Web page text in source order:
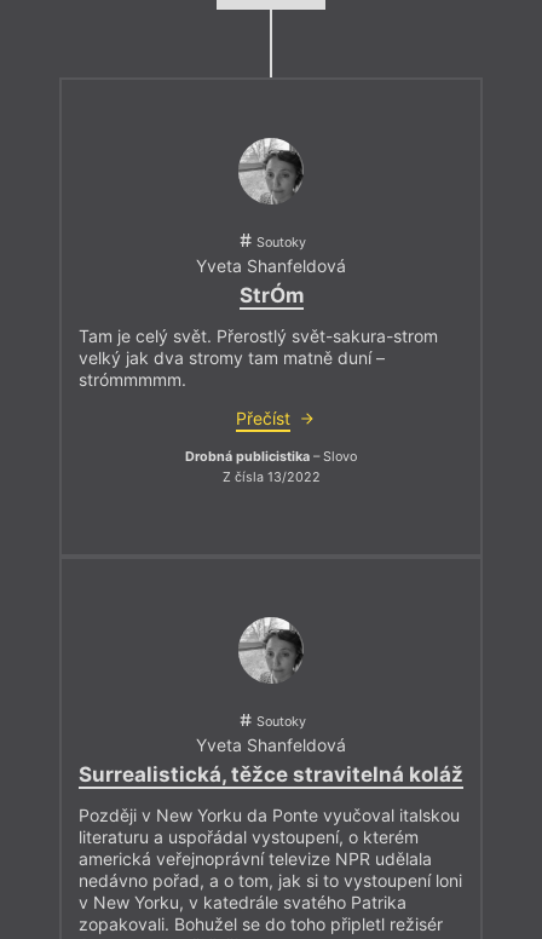
Soutoky
Yveta Shanfeldová
StrÓm
Tam je celý svět. Přerostlý svět-sakura-strom
velký jak dva stromy tam matně duní –
strómmmmm.
Přečíst
Drobná publicistika – Slovo
Z čísla 13/2022
Soutoky
Yveta Shanfeldová
Surrealistická, těžce stravitelná koláž
Později v New Yorku da Ponte vyučoval italskou
literaturu a uspořádal vystoupení, o kterém
americká veřejnoprávní televize NPR udělala
nedávno pořad, a o tom, jak si to vystoupení loni
v New Yorku, v katedrále svatého Patrika
zopakovali. Bohužel se do toho připletl režisér